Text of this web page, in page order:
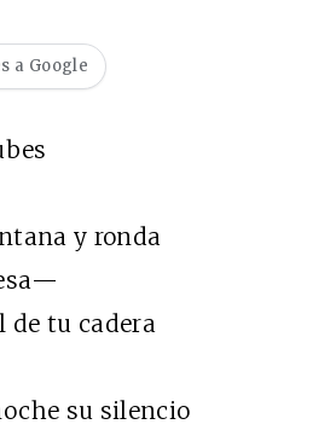
a Google
y ronda
tu cadera
su silencio